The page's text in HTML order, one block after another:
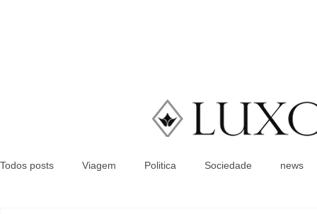
Todos posts Viagem Politica Sociedade news